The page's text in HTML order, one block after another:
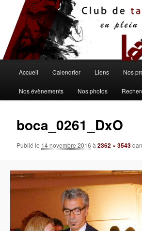
contenu
principal
principal
Accueil Calendrier Liens Nos
Nos évènements Nos photos
boca_0261_DxO
Publié le 14 novembre 2016 à2362 × 3543